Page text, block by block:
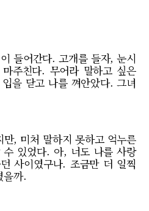
들어간다. 고개를 들자, 눈시
주친다. 무어라 말하고 싶은
을 닫고 나를 껴안았다. 그녀
, 미처 말하지 못하고 억누른
있었다. 아, 너도 나를 사랑
사이였구나. 조금만 더 일찍
을까.